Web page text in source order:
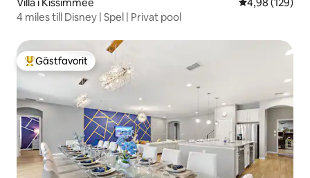
4 miles till Disney | Spel | Privat pool
Populär gästfavorit
Gästfavorit